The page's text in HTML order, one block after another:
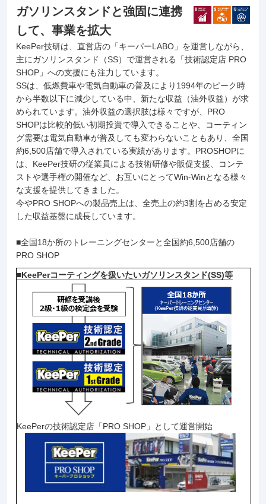
ガソリンスタンドと強固に連携
して、事業を拡大
KeePer技研は、直営店の「キーパーLABO」を運営しながら、
主にガソリンスタンド（SS）で運営される「技術認定店 PRO
SHOP」への支援にも注力しています。
SSは、低燃費車や電気自動車の普及により1994年のピーク時
から半数以下に減少している中、新たな収益（油外収益）が求
められています。油外収益の選択肢は様々ですが、PRO
SHOPは比較的低い初期投資で導入できることや、コーティン
グ需要は電気自動車が普及しても変わらないこともあり、全国
約6,500店舗で導入されている実績があります。PROSHOPに
は、KeePer技研の従業員による技術研修や販促支援、コンテ
ストや選手権の開催など、お互いにとってWin-Winとなる様々
な支援を提供してきました。
今やPRO SHOPへの製品売上は、全売上の約3割を占める安定
した収益基盤に成長しています。
■全国18か所のトレーニングセンターと全国約6,500店舗の
PRO SHOP
■KeePerコーティングを扱いたいガソリンスタンド(SS)等
KeePerの技術認定店「PRO SHOP」として運営開始